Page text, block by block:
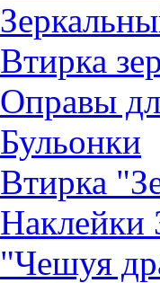
Втирка
Оправы
Бульонки
Втирка
Наклейки
"Чешуя